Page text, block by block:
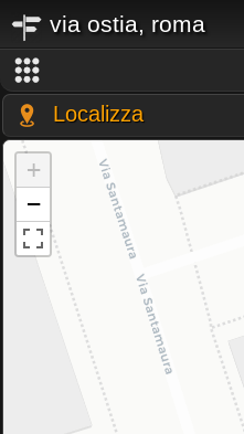
via ostia, roma
Localizza
+
−